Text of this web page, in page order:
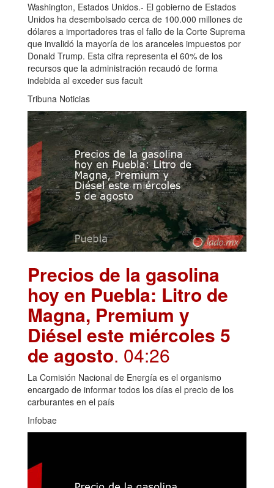
Washington, Estados Unidos.- El gobierno de Estados
Unidos ha desembolsado cerca de 100.000 millones de
dólares a importadores tras el fallo de la Corte Suprema
que invalidó la mayoría de los aranceles impuestos por
Donald Trump. Esta cifra representa el 60% de los
recursos que la administración recaudó de forma
indebida al exceder sus facult
Tribuna Noticias
Precios de la gasolina
hoy en Puebla: Litro de
Magna, Premium y
Diésel este miércoles 5
de agosto. 04:26
La Comisión Nacional de Energía es el organismo
encargado de informar todos los días el precio de los
carburantes en el país
Infobae